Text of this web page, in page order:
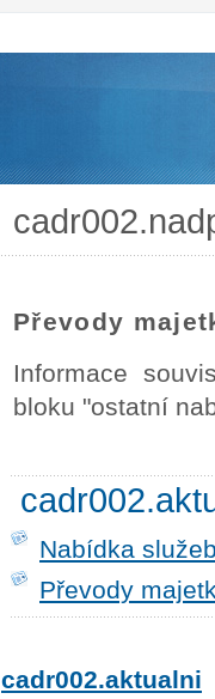
Převody
Informace
bloku "ostatní
Nabídka
Převody
cadr002.aktualni